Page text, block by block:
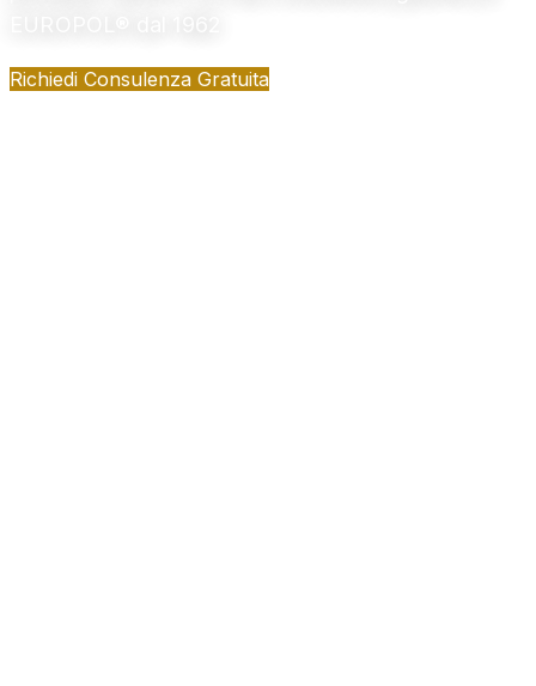
Richiedi Consulenza Gratuita